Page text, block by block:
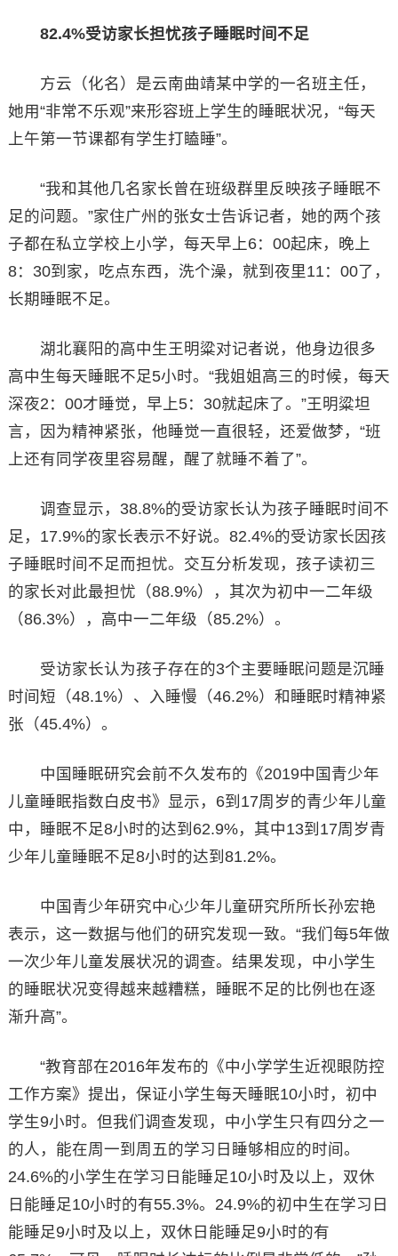
82.4%受访家长担忧孩子睡眠时间不足
方云（化名）是云南曲靖某中学的一名班主任，
她用“非常不乐观”来形容班上学生的睡眠状况，“每天
上午第一节课都有学生打瞌睡”。
“我和其他几名家长曾在班级群里反映孩子睡眠不
足的问题。”家住广州的张女士告诉记者，她的两个孩
子都在私立学校上小学，每天早上6：00起床，晚上
8：30到家，吃点东西，洗个澡，就到夜里11：00了，
长期睡眠不足。
湖北襄阳的高中生王明粱对记者说，他身边很多
高中生每天睡眠不足5小时。“我姐姐高三的时候，每天
深夜2：00才睡觉，早上5：30就起床了。”王明粱坦
言，因为精神紧张，他睡觉一直很轻，还爱做梦，“班
上还有同学夜里容易醒，醒了就睡不着了”。
调查显示，38.8%的受访家长认为孩子睡眠时间不
足，17.9%的家长表示不好说。82.4%的受访家长因孩
子睡眠时间不足而担忧。交互分析发现，孩子读初三
的家长对此最担忧（88.9%），其次为初中一二年级
（86.3%），高中一二年级（85.2%）。
受访家长认为孩子存在的3个主要睡眠问题是沉睡
时间短（48.1%）、入睡慢（46.2%）和睡眠时精神紧
张（45.4%）。
中国睡眠研究会前不久发布的《2019中国青少年
儿童睡眠指数白皮书》显示，6到17周岁的青少年儿童
中，睡眠不足8小时的达到62.9%，其中13到17周岁青
少年儿童睡眠不足8小时的达到81.2%。
中国青少年研究中心少年儿童研究所所长孙宏艳
表示，这一数据与他们的研究发现一致。“我们每5年做
一次少年儿童发展状况的调查。结果发现，中小学生
的睡眠状况变得越来越糟糕，睡眠不足的比例也在逐
渐升高”。
“教育部在2016年发布的《中小学学生近视眼防控
工作方案》提出，保证小学生每天睡眠10小时，初中
学生9小时。但我们调查发现，中小学生只有四分之一
的人，能在周一到周五的学习日睡够相应的时间。
24.6%的小学生在学习日能睡足10小时及以上，双休
日能睡足10小时的有55.3%。24.9%的初中生在学习日
能睡足9小时及以上，双休日能睡足9小时的有